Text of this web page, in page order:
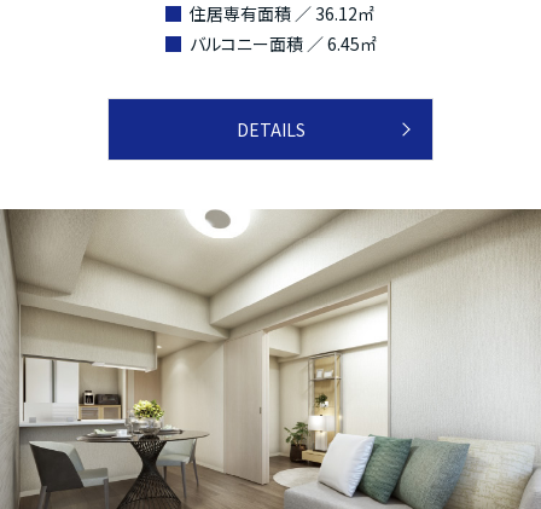
住居専有面積 ／ 36.12㎡
バルコニー面積 ／ 6.45㎡
DETAILS